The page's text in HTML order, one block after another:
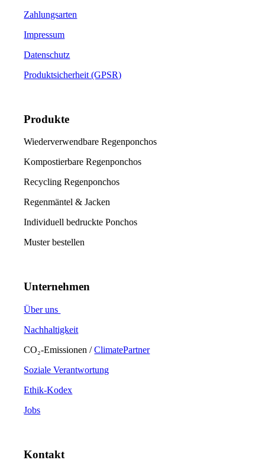
Zahlungsarten
Impressum
Datenschutz
Produktsicherheit (GPSR)
Produkte
Wiederverwendbare Regenponchos
Kompostierbare Regenponchos
Recycling Regenponchos
Regenmäntel & Jacken
Individuell bedruckte Ponchos
Muster bestellen
Unternehmen
Über uns
Nachhaltigkeit
CO₂-Emissionen /ClimatePartner
Soziale Verantwortung
Ethik-Kodex
Jobs
Kontakt